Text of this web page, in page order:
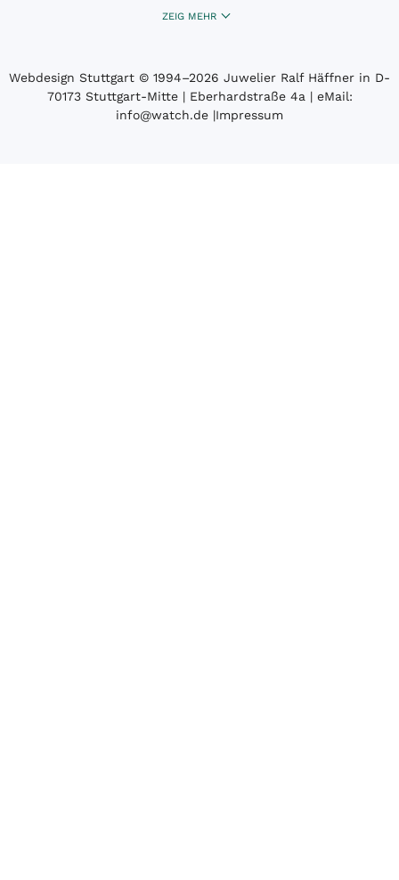
ZEIG MEHR
Webdesign Stuttgart © 1994­–2026 Juwelier Ralf Häffner in D-
70173 Stuttgart-Mitte | Eberhardstraße 4a | eMail:
info@watch.de |Impressum